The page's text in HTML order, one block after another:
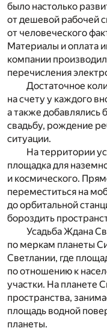
было настолько
от дешевой рабочей
от человеческого
Материалы и оплата
компании
перечисления
Достаточное
на счету у каждого
а также добавлялись
свадьбу, рождение
ситуации.
На территории
площадка для
и космического.
переместиться на
до орбитальной
бороздить
Усадьба Ждана
по меркам планеты
Светлании, где
по отношению к
участки. На планете
пространства,
площадь водной
планеты.